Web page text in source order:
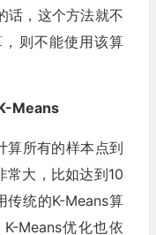
话，这个方法就不
则不能使用该算
Means
算所有的样本点到
常大，比如达到10
传统的K-Means算
Means优化也依